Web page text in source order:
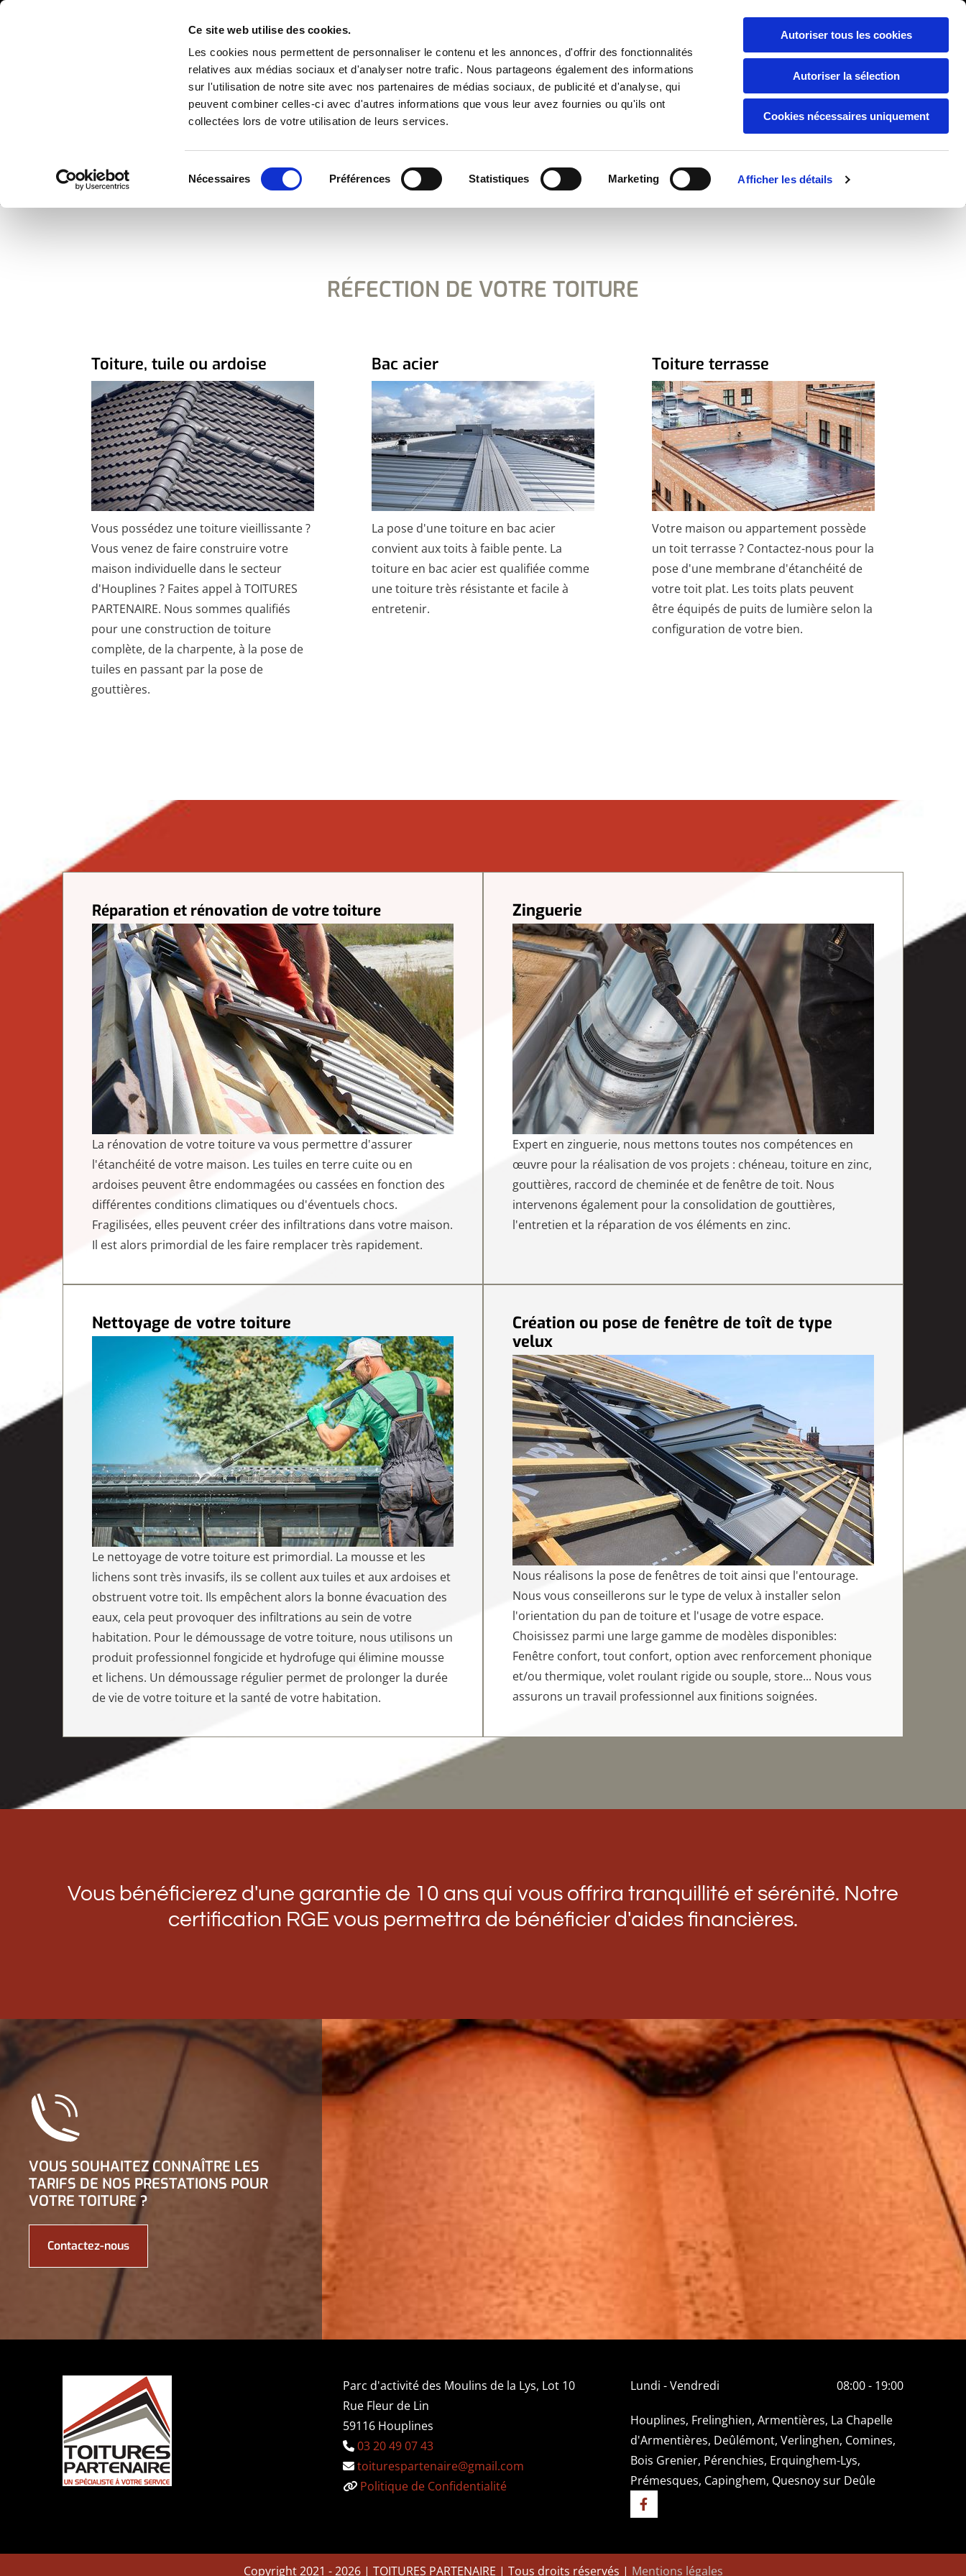
Ce site web utilise des cookies.
Les cookies nous permettent de personnaliser le contenu et les annonces, d'offrir des fonctionnalités
relatives aux médias sociaux et d'analyser notre trafic. Nous partageons également des informations
sur l'utilisation de notre site avec nos partenaires de médias sociaux, de publicité et d'analyse, qui
peuvent combiner celles-ci avec d'autres informations que vous leur avez fournies ou qu'ils ont
collectées lors de votre utilisation de leurs services.
du
Nécessaires Préférences Statistiques Marketing Afficher les détails
Autoriser tous les cookies
Autoriser la sélection
Cookies nécessaires uniquement
 APPELEZ-NOUS :03 20 49 07 43
ACCUEIL NOS PRESTATIONS NOS RÉALISATIONS AVIS CLIENT DEVIS / CONTACT
RÉFECTION DE VOTRE TOITURE
Toiture, tuile ou ardoise
Vous possédez une toiture vieillissante ?
Vous venez de faire construire votre
maison individuelle dans le secteur
d'Houplines ? Faites appel à TOITURES
PARTENAIRE. Nous sommes qualifiés
pour une construction de toiture
complète, de la charpente, à la pose de
tuiles en passant par la pose de
gouttières.
Bac acier
La pose d'une toiture en bac acier
convient aux toits à faible pente. La
toiture en bac acier est qualifiée comme
une toiture très résistante et facile à
entretenir.
Toiture terrasse
Votre maison ou appartement possède
un toit terrasse ? Contactez-nous pour la
pose d'une membrane d'étanchéité de
votre toit plat. Les toits plats peuvent
être équipés de puits de lumière selon la
configuration de votre bien.
Réparation et rénovation de votre toiture
La rénovation de votre toiture va vous permettre d'assurer
l'étanchéité de votre maison. Les tuiles en terre cuite ou en
ardoises peuvent être endommagées ou cassées en fonction des
différentes conditions climatiques ou d'éventuels chocs.
Fragilisées, elles peuvent créer des infiltrations dans votre maison.
Il est alors primordial de les faire remplacer très rapidement.
Zinguerie
Expert en zinguerie, nous mettons toutes nos compétences en
œuvre pour la réalisation de vos projets : chéneau, toiture en zinc,
gouttières, raccord de cheminée et de fenêtre de toit. Nous
intervenons également pour la consolidation de gouttières,
l'entretien et la réparation de vos éléments en zinc.
Nettoyage de votre toiture
Le nettoyage de votre toiture est primordial. La mousse et les
lichens sont très invasifs, ils se collent aux tuiles et aux ardoises et
obstruent votre toit. Ils empêchent alors la bonne évacuation des
eaux, cela peut provoquer des infiltrations au sein de votre
habitation. Pour le démoussage de votre toiture, nous utilisons un
produit professionnel fongicide et hydrofuge qui élimine mousse
et lichens. Un démoussage régulier permet de prolonger la durée
de vie de votre toiture et la santé de votre habitation.
Création ou pose de fenêtre de toît de type
velux
Nous réalisons la pose de fenêtres de toit ainsi que l'entourage.
Nous vous conseillerons sur le type de velux à installer selon
l'orientation du pan de toiture et l'usage de votre espace.
Choisissez parmi une large gamme de modèles disponibles:
Fenêtre confort, tout confort, option avec renforcement phonique
et/ou thermique, volet roulant rigide ou souple, store... Nous vous
assurons un travail professionnel aux finitions soignées.
Vous bénéficierez d'une garantie de 10 ans qui vous offrira tranquillité et sérénité. Notre
certification RGE vous permettra de bénéficier d'aides financières.
VOUS SOUHAITEZ CONNAÎTRE LES
TARIFS DE NOS PRESTATIONS POUR
VOTRE TOITURE ?
Contactez-nous
Parc d'activité des Moulins de la Lys, Lot 10
Rue Fleur de Lin
59116 Houplines
 03 20 49 07 43
 toiturespartenaire@gmail.com
 Politique de Confidentialité
Lundi - Vendredi 08:00 - 19:00
Houplines, Frelinghien, Armentières, La Chapelle
d'Armentières, Deûlémont, Verlinghen, Comines,
Bois Grenier, Pérenchies, Erquinghem-Lys,
Prémesques, Capinghem, Quesnoy sur Deûle
Copyright 2021 - 2026 | TOITURES PARTENAIRE | Tous droits réservés | Mentions légales